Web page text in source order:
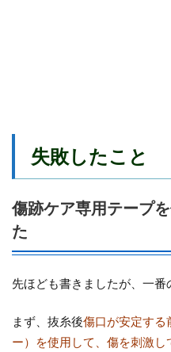
失敗したこと
傷跡ケア専用テープ
た
先ほども書きましたが、一番
まず、抜糸後傷口が安定する
ー）を使用して、傷を刺激し